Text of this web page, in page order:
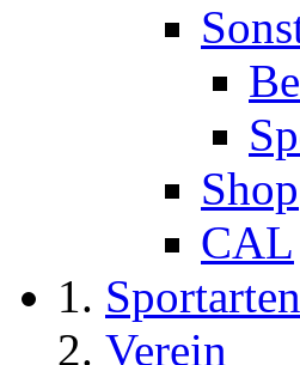
Shop
CAL
Sportarten
Verein